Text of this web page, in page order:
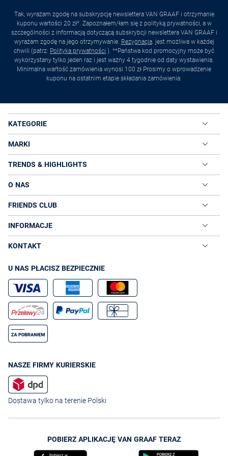
Tak, wyrażam zgodę na subskrypcję newslettera VAN GRAAF i otrzymanie
kuponu wartości 20 zł*. Zapoznałem/łam się z polityką prywatności, a w
szczególności z informacją dotyczącą subskrybcji newslettera VAN GRAAF i
wyrażam zgodę na jego otrzymywanie. Rezygnacja. jest możliwa w każdej
chwili (patrz: Polityka prywatności ). **Państwa kod promocyjny może być
wykorzystany tylko jeden raz i jest ważny 4 tygodnie od daty wystawienia.
Minimalna wartość zamówienia wynosi 100 zł Prosimy o wprowadzenie
kuponu na ostatnim etapie składania zamówienia.
KATEGORIE
MARKI
TRENDS & HIGHLIGHTS
O NAS
FRIENDS CLUB
INFORMACJE
KONTAKT
U NAS PŁACISZ BEZPIECZNIE
NASZE FIRMY KURIERSKIE
Dostawa tylko na terenie Polski
POBIERZ APLIKACJĘ VAN GRAAF TERAZ